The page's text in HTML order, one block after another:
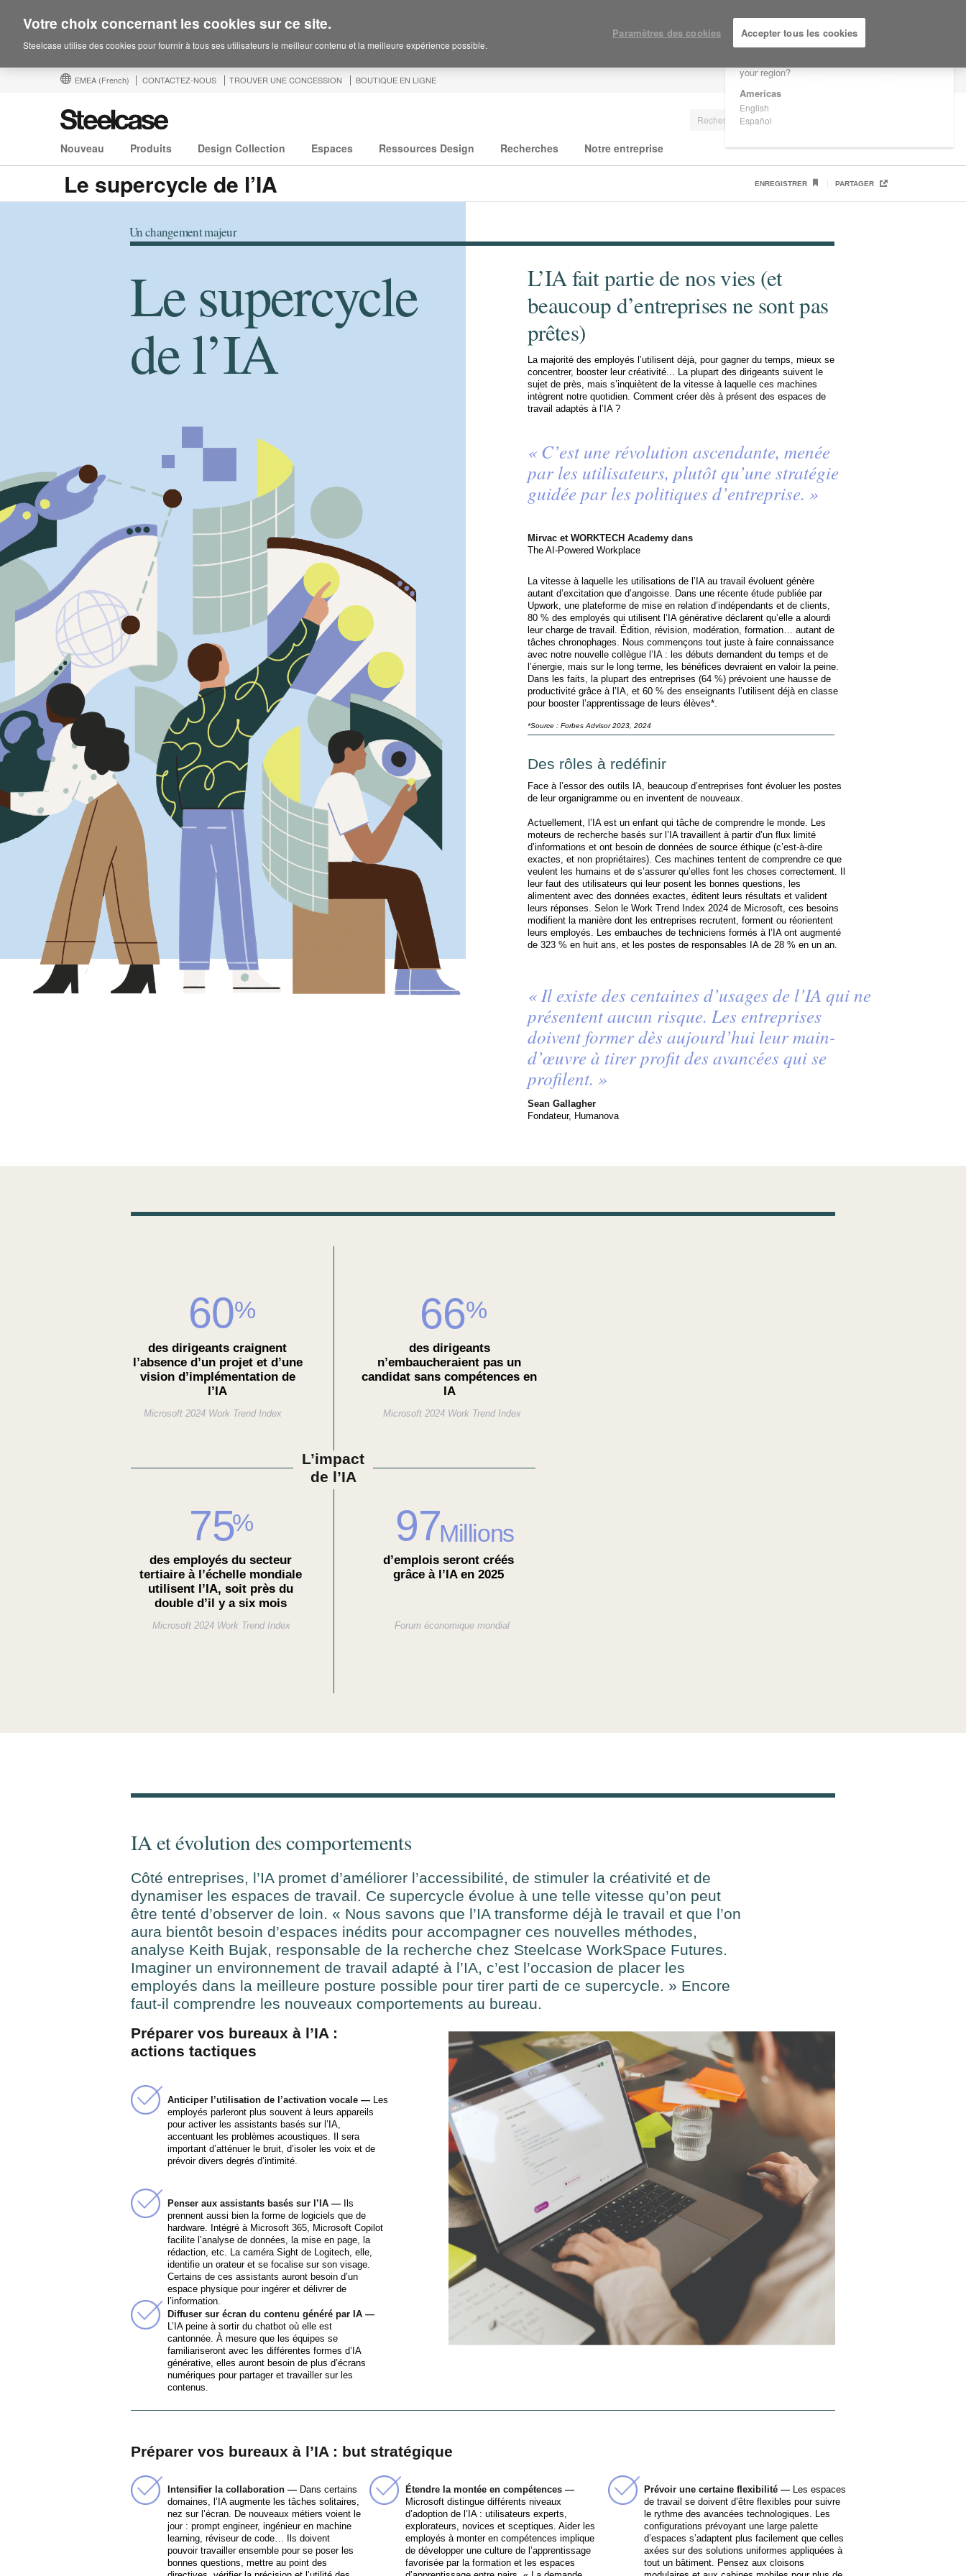
Are you in United States?
your region?
Americas
English
Español
EMEA (French) CONTACTEZ-NOUS TROUVER UNE CONCESSION BOUTIQUE EN LIGNE
Nouveau Produits Design Collection Espaces Ressources Design Recherches Notre entreprise
Le supercycle de l’IA ENREGISTRER PARTAGER
Un changement majeur
Le supercycle
de l’IA
« C’est une révolution ascendante, menée
par les utilisateurs, plutôt qu’une stratégie
guidée par les politiques d’entreprise. »
*Source : Forbes Advisor 2023, 2024
Mirvac et WORKTECH Academy dans
The AI-Powered Workplace
Face à l’essor des outils IA, beaucoup d’entreprises font évoluer les postes
de leur organigramme ou en inventent de nouveaux.
Actuellement, l’IA est un enfant qui tâche de comprendre le monde. Les
moteurs de recherche basés sur l’IA travaillent à partir d’un flux limité
d’informations et ont besoin de données de source éthique (c’est-à-dire
exactes, et non propriétaires). Ces machines tentent de comprendre ce que
veulent les humains et de s’assurer qu’elles font les choses correctement. Il
leur faut des utilisateurs qui leur posent les bonnes questions, les
alimentent avec des données exactes, éditent leurs résultats et valident
leurs réponses. Selon le Work Trend Index 2024 de Microsoft, ces besoins
modifient la manière dont les entreprises recrutent, forment ou réorientent
leurs employés. Les embauches de techniciens formés à l’IA ont augmenté
de 323 % en huit ans, et les postes de responsables IA de 28 % en un an.
« Il existe des centaines d’usages de l’IA qui ne
présentent aucun risque. Les entreprises
doivent former dès aujourd’hui leur main-
d’œuvre à tirer profit des avancées qui se
profilent. »
Sean Gallagher
Fondateur, Humanova
La majorité des employés l’utilisent déjà, pour gagner du temps, mieux se
concentrer, booster leur créativité... La plupart des dirigeants suivent le
sujet de près, mais s’inquiètent de la vitesse à laquelle ces machines
intègrent notre quotidien. Comment créer dès à présent des espaces de
travail adaptés à l’IA ?
L’IA fait partie de nos vies (et
beaucoup d’entreprises ne sont pas
prêtes)
Des rôles à redéfinir
La vitesse à laquelle les utilisations de l’IA au travail évoluent génère
autant d’excitation que d’angoisse. Dans une récente étude publiée par
Upwork, une plateforme de mise en relation d’indépendants et de clients,
80 % des employés qui utilisent l’IA générative déclarent qu’elle a alourdi
leur charge de travail. Édition, révision, modération, formation… autant de
tâches chronophages. Nous commençons tout juste à faire connaissance
avec notre nouvelle collègue l’IA : les débuts demandent du temps et de
l’énergie, mais sur le long terme, les bénéfices devraient en valoir la peine.
Dans les faits, la plupart des entreprises (64 %) prévoient une hausse de
productivité grâce à l’IA, et 60 % des enseignants l’utilisent déjà en classe
pour booster l’apprentissage de leurs élèves*.
des dirigeants craignent
l’absence d’un projet et d’une
vision d’implémentation de
l’IA
66%
des dirigeants
n’embaucheraient pas un
candidat sans compétences en
IA
75%
des employés du secteur
tertiaire à l’échelle mondiale
utilisent l’IA, soit près du
double d’il y a six mois
L’impact
de l’IA
60%
Microsoft 2024 Work Trend Index
Microsoft 2024 Work Trend Index
Microsoft 2024 Work Trend Index
97Millions
d’emplois seront créés
grâce à l’IA en 2025
Forum économique mondial
Côté entreprises, l’IA promet d’améliorer l’accessibilité, de stimuler la créativité et de
dynamiser les espaces de travail. Ce supercycle évolue à une telle vitesse qu’on peut
être tenté d’observer de loin. « Nous savons que l’IA transforme déjà le travail et que l’on
aura bientôt besoin d’espaces inédits pour accompagner ces nouvelles méthodes,
analyse Keith Bujak, responsable de la recherche chez Steelcase WorkSpace Futures.
Imaginer un environnement de travail adapté à l’IA, c’est l’occasion de placer les
employés dans la meilleure posture possible pour tirer parti de ce supercycle. » Encore
faut-il comprendre les nouveaux comportements au bureau.
Préparer vos bureaux à l’IA :
actions tactiques
Penser aux assistants basés sur l’IA — Ils
prennent aussi bien la forme de logiciels que de
hardware. Intégré à Microsoft 365, Microsoft Copilot
facilite l’analyse de données, la mise en page, la
rédaction, etc. La caméra Sight de Logitech, elle,
identifie un orateur et se focalise sur son visage.
Certains de ces assistants auront besoin d’un
espace physique pour ingérer et délivrer de
l’information.
Diffuser sur écran du contenu généré par IA —
L’IA peine à sortir du chatbot où elle est
cantonnée. À mesure que les équipes se
familiariseront avec les différentes formes d’IA
générative, elles auront besoin de plus d’écrans
numériques pour partager et travailler sur les
contenus.
Préparer vos bureaux à l’IA : but stratégique
Intensifier la collaboration — Dans certains
domaines, l’IA augmente les tâches solitaires,
nez sur l’écran. De nouveaux métiers voient le
jour : prompt engineer, ingénieur en machine
learning, réviseur de code… Ils doivent
pouvoir travailler ensemble pour se poser les
bonnes questions, mettre au point des
Étendre la montée en compétences —
Microsoft distingue différents niveaux
d’adoption de l’IA : utilisateurs experts,
explorateurs, novices et sceptiques. Aider les
employés à monter en compétences implique
de développer une culture de l’apprentissage
favorisée par la formation et les espaces
Prévoir une certaine flexibilité — Les espaces
de travail se doivent d’être flexibles pour suivre
le rythme des avancées technologiques. Les
configurations prévoyant une large palette
d’espaces s’adaptent plus facilement que celles
axées sur des solutions uniformes appliquées à
tout un bâtiment. Pensez aux cloisons
IA et évolution des comportements
Anticiper l’utilisation de l’activation vocale — Les
employés parleront plus souvent à leurs appareils
pour activer les assistants basés sur l’IA,
accentuant les problèmes acoustiques. Il sera
important d’atténuer le bruit, d’isoler les voix et de
prévoir divers degrés d’intimité.
Votre choix concernant les cookies sur ce site.
Steelcase utilise des cookies pour fournir à tous ses utilisateurs le meilleur contenu et la meilleure expérience possible.
Paramètres des cookies Accepter tous les cookies